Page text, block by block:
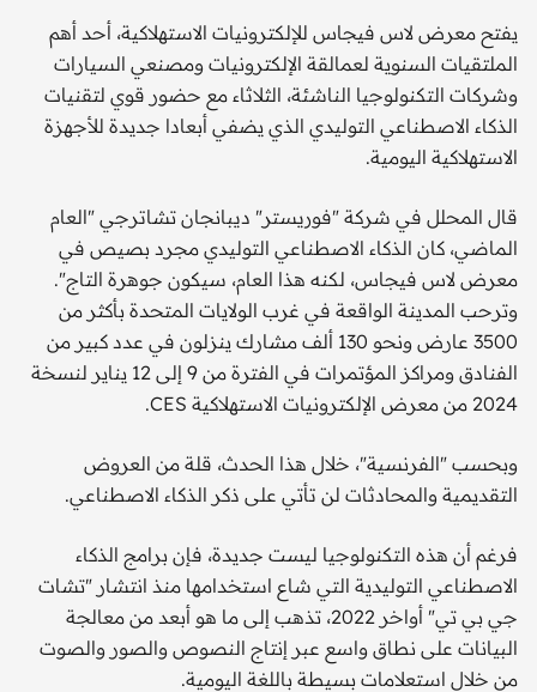
يفتح معرض لاس فيجاس للإلكترونيات الاستهلاكية، أحد أهم
الملتقيات السنوية لعمالقة الإلكترونيات ومصنعي السيارات
وشركات التكنولوجيا الناشئة، الثلاثاء مع حضور قوي لتقنيات
الذكاء الاصطناعي التوليدي الذي يضفي أبعادا جديدة للأجهزة
الاستهلاكية اليومية.
قال المحلل في شركة "فوريستر" ديبانجان تشاترجي "العام
الماضي، كان الذكاء الاصطناعي التوليدي مجرد بصيص في
معرض لاس فيجاس، لكنه هذا العام، سيكون جوهرة التاج".
وترحب المدينة الواقعة في غرب الولايات المتحدة بأكثر من
3500 عارض ونحو 130 ألف مشارك ينزلون في عدد كبير من
الفنادق ومراكز المؤتمرات في الفترة من 9 إلى 12 يناير لنسخة
2024 من معرض الإلكترونيات الاستهلاكية CES.
وبحسب "الفرنسية"، خلال هذا الحدث، قلة من العروض
التقديمية والمحادثات لن تأتي على ذكر الذكاء الاصطناعي.
فرغم أن هذه التكنولوجيا ليست جديدة، فإن برامج الذكاء
الاصطناعي التوليدية التي شاع استخدامها منذ انتشار "تشات
جي بي تي" أواخر 2022، تذهب إلى ما هو أبعد من معالجة
البيانات على نطاق واسع عبر إنتاج النصوص والصور والصوت
من خلال استعلامات بسيطة باللغة اليومية.